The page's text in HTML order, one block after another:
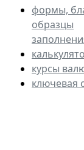
формы,
образцы
курсы
ключевая